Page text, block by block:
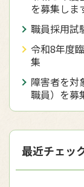
を募集しま
職員採用試
令和8年度
集
障害者を対
職員）を募
最近チェッ